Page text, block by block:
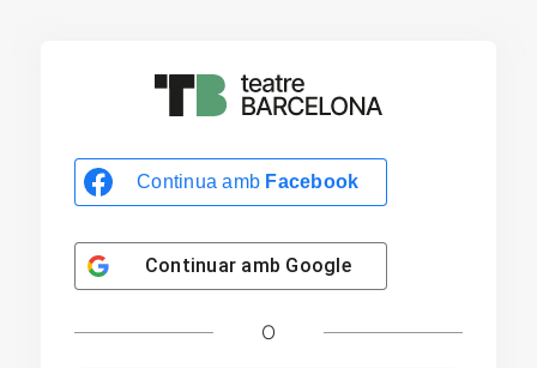
Continua amb Facebook
Continuar amb Google
O